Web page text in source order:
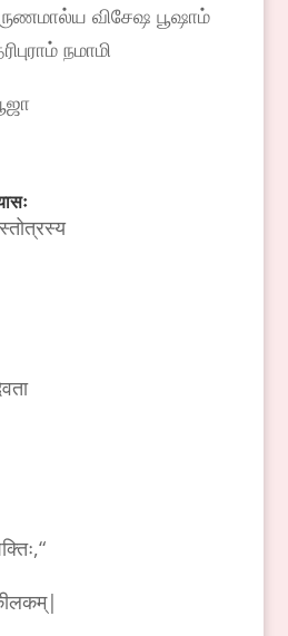
விசேஷ பூஷாம்
நமாமி